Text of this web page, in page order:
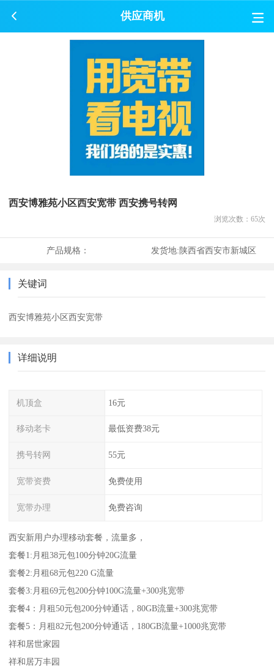
供应商机
西安博雅苑小区西安宽带 西安携号转网
浏览次数： 65次
产品规格： 发货地:陕西省西安市新城区
关键词
西安博雅苑小区西安宽带
详细说明
机顶盒 16元
移动老卡 最低资费38元
携号转网 55元
宽带资费 免费使用
宽带办理 免费咨询
西安新用户办理移动套餐，流量多，
套餐1:月租38元包100分钟20G流量
套餐2:月租68元包220 G流量
套餐3:月租69元包200分钟100G流量+300兆宽带
套餐4：月租50元包200分钟通话，80GB流量+300兆宽带
套餐5：月租82元包200分钟通话，180GB流量+1000兆宽带
祥和居世家园
祥和居万丰园